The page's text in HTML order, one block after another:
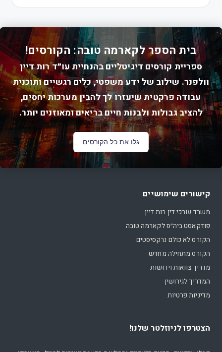
בית הספר לקארמה טובה: הקורסים!
ספריית קורסים דיגיטליים בהנחיית עו״ד רות דיין
וולפנר. שילוב של ידע משפטי, כלים רגשיים ותוכנית
עבודה פרקטית שיעזרו לך להבין מערכות יחסים,
להציב גבולות ולבנות חיים בריאים ומאוזנים יותר.
גלו את כל הקורסים
קישורים שימושיים
משרד עורכי דין רות דיין
פודקאסט ביה״ס לקארמה טובה
הקורס לא כולם נרקסיסטים
הקורס מתחילה מחדש
מדריך צוואות וירושות
המדריך לגירושין
מדיניות פרטיות
הצטרפו לניוזלטר שלנו!